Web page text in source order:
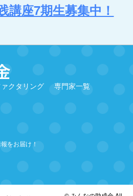
講座7期生募集中！
クタリング
専門家一覧
をお届け！